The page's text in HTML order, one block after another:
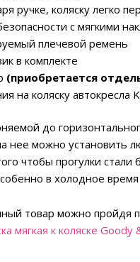
ручке, коляску легко
с мягкими
плечевой ремень
в комплекте
(приобретается
на коляску автокресла
до
нее можно установить
чтобы прогулки стали
в холодное время
товар можно пройдя
мягкая к коляске Goody